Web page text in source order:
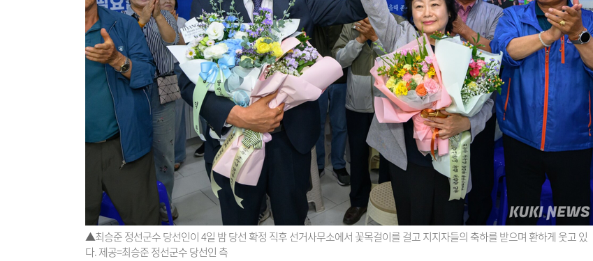
▲최승준 정선군수 당선인이 4일 밤 당선 확정 직후 선거사무소에서 꽃목걸이를 걸고 지지자들의 축하를 받으며 환하게 웃고 있
다. 제공=최승준 정선군수 당선인 측